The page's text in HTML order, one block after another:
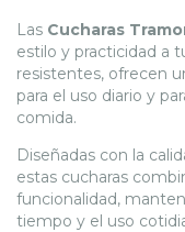
Las Cucharas
estilo y practicidad a
resistentes, ofrecen
para el uso diario y
comida.
Diseñadas con la
estas cucharas
funcionalidad,
tiempo y el uso